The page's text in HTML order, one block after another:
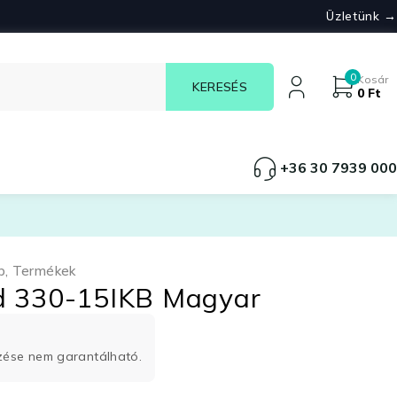
Üzletünk →
0Kosár
0 Ft
+36 30 7939 000
, Termékek
330-15IKB Magyar
nem garantálható.